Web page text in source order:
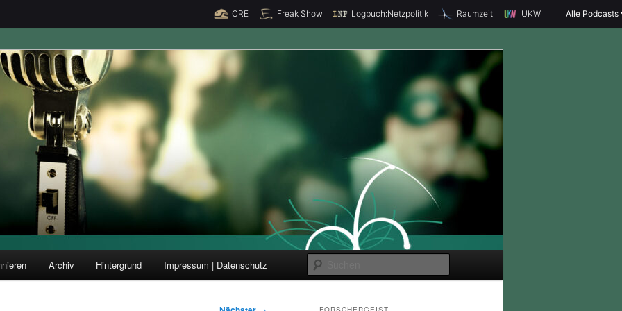
CRE Freak Show Logbuch:Netzpolitik Raumzeit UKW Alle Podcasts
und Forschung
u
Archiv Hintergrund Impressum | Datenschutz